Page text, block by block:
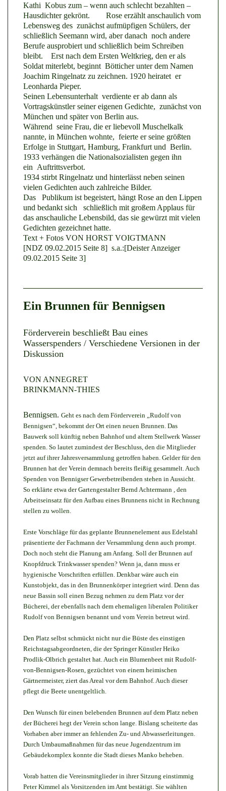
Kathi Kobus zum – wenn auch schlecht bezahlten –
Hausdichter gekrönt. Rose erzählt anschaulich vom
Lebensweg des zunächst aufmüpfigen Schülers, der
schließlich Seemann wird, aber danach noch andere
Berufe ausprobiert und schließlich beim Schreiben
bleibt. Erst nach dem Ersten Weltkrieg, den er als
Soldat miterlebt, beginnt Bötticher unter dem Namen
Joachim Ringelnatz zu zeichnen. 1920 heiratet er
Leonharda Pieper.
Seinen Lebensunterhalt verdiente er ab dann als
Vortragskünstler seiner eigenen Gedichte, zunächst von
München und später von Berlin aus.
Während seine Frau, die er liebevoll Muschelkalk
nannte, in München wohnte, feierte er seine größten
Erfolge in Stuttgart, Hamburg, Frankfurt und Berlin.
1933 verhängen die Nationalsozialisten gegen ihn
ein Auftrittsverbot.
1934 stirbt Ringelnatz und hinterlässt neben seinen
vielen Gedichten auch zahlreiche Bilder.
Das Publikum ist begeistert, hängt Rose an den Lippen
und bedankt sich schließlich mit großem Applaus für
das anschauliche Lebensbild, das sie gewürzt mit vielen
Gedichten gezeichnet hatte.
Text + Fotos VON HORST VOIGTMANN
[NDZ 09.02.2015 Seite 8] s.a.:[Deister Anzeiger
09.02.2015 Seite 3]
Ein Brunnen für Bennigsen
Förderverein beschließt Bau eines
Wasserspenders / Verschiedene Versionen in der
Diskussion
VON ANNEGRET
BRINKMANN-THIES
Bennigsen. Geht es nach dem Förderverein „Rudolf von
Bennigsen“, bekommt der Ort einen neuen Brunnen. Das
Bauwerk soll künftig neben Bahnhof und altem Stellwerk Wasser
spenden. So lautet zumindest der Beschluss, den die Mitglieder
jetzt auf ihrer Jahresversammlung getroffen haben. Gelder für den
Brunnen hat der Verein demnach bereits fleißig gesammelt. Auch
Spenden von Bennigser Gewerbetreibenden stehen in Aussicht.
So erklärte etwa der Gartengestalter Bernd Achtermann , den
Arbeitseinsatz für den Aufbau eines Brunnens nicht in Rechnung
stellen zu wollen.
Erste Vorschläge für das geplante Brunnenelement aus Edelstahl
präsentierte der Fachmann der Versammlung denn auch prompt.
Doch noch steht die Planung am Anfang. Soll der Brunnen auf
Knopfdruck Trinkwasser spenden? Wenn ja, dann muss er
hygienische Vorschriften erfüllen. Denkbar wäre auch ein
Kunstobjekt, das in den Brunnenkörper integriert wird. Denn das
neue Bassin soll einen Bezug nehmen zu dem Platz vor der
Bücherei, der ebenfalls nach dem ehemaligen liberalen Politiker
Rudolf von Bennigsen benannt und vom Verein betreut wird.
Den Platz selbst schmückt nicht nur die Büste des einstigen
Reichstagsabgeordneten, die der Springer Künstler Heiko
Prodlik-Olbrich gestaltet hat. Auch ein Blumenbeet mit Rudolf-
von-Bennigsen-Rosen, gezüchtet von einem heimischen
Gärtnermeister, ziert das Areal vor dem Bahnhof. Auch dieser
pflegt die Beete unentgeltlich.
Den Wunsch für einen belebenden Brunnen auf dem Platz neben
der Bücherei hegt der Verein schon lange. Bislang scheiterte das
Vorhaben aber immer an fehlenden Zu- und Abwasserleitungen.
Durch Umbaumaßnahmen für das neue Jugendzentrum im
Gebäudekomplex konnte die Stadt dieses Manko beheben.
Vorab hatten die Vereinsmitglieder in ihrer Sitzung einstimmig
Peter Kimmel als Vorsitzenden im Amt bestätigt. Sie wählten